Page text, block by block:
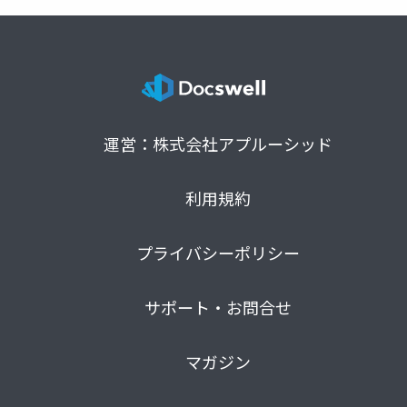
運営：株式会社アプルーシッド
利用規約
プライバシーポリシー
サポート・お問合せ
マガジン